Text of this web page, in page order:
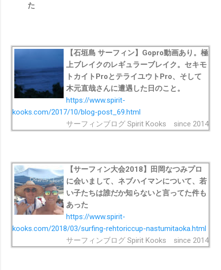
た
【石垣島 サーフィン】Gopro動画あり。極
上ブレイクのレギュラーブレイク。セキモ
トカイトProとテライユウトPro、そして
木元直哉さんに遭遇した日のこと。
https://www.spirit-
kooks.com/2017/10/blog-post_69.html
サーフィンブログ Spirit Kooks since 2014
【サーフィン大会2018】田岡なつみプロ
に会いまして、ネブハイマンについて、若
い子たちは誰だか知らないと言ってた件も
あった
https://www.spirit-
kooks.com/2018/03/surfing-rehtoriccup-nastumitaoka.html
サーフィンブログ Spirit Kooks since 2014